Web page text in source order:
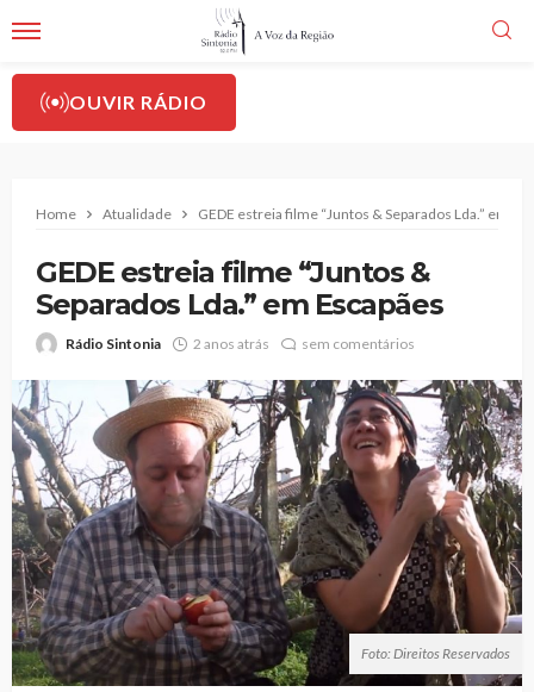
OUVIR RÁDIO
Home Atualidade GEDE estreia filme “Juntos & Separados Lda.” em
GEDE estreia filme “Juntos &
Separados Lda.” em Escapães
Rádio Sintonia 2 anos atrás sem comentários
Foto: Direitos Reservados